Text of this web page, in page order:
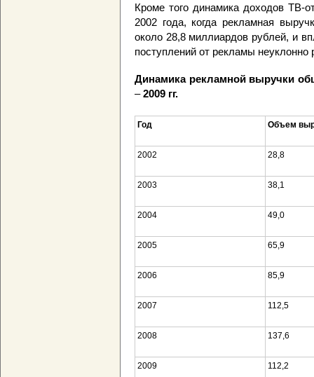
Кроме того динамика доходов ТВ-
2002 года, когда рекламная
около 28,8 миллиардов рублей, и
поступлений от рекламы неуклонно
Динамика рекламной выручки
–2009 гг.
Год Объем
2002 28,8
2003 38,1
2004 49,0
2005 65,9
2006 85,9
2007 112,5
2008 137,6
2009 112,2